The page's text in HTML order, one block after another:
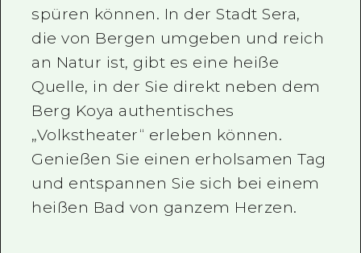
spüren können. In der Stadt Sera,
die von Bergen umgeben und reich
an Natur ist, gibt es eine heiße
Quelle, in der Sie direkt neben dem
Berg Koya authentisches
„Volkstheater“ erleben können.
Genießen Sie einen erholsamen Tag
und entspannen Sie sich bei einem
heißen Bad von ganzem Herzen.